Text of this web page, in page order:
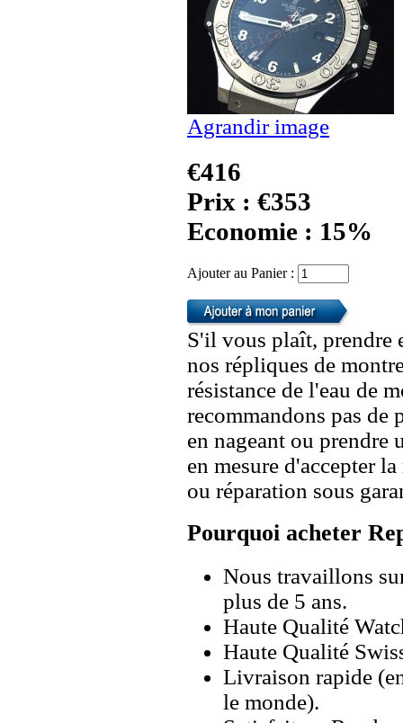
Agrandir image
€416
Prix : €353
Economie : 15%
Ajouter au Panier :
S'il vous plaît, prendre
nos répliques de
résistance de l'eau de
recommandons pas de
en nageant ou prendre
en mesure d'accepter
ou réparation sous
Pourquoi acheter
Nous travaillons
plus de 5 ans.
Haute Qualité
Haute Qualité
Livraison rapide
le monde).